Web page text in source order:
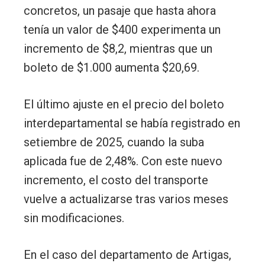
concretos, un pasaje que hasta ahora
tenía un valor de $400 experimenta un
incremento de $8,2, mientras que un
boleto de $1.000 aumenta $20,69.
El último ajuste en el precio del boleto
interdepartamental se había registrado en
setiembre de 2025, cuando la suba
aplicada fue de 2,48%. Con este nuevo
incremento, el costo del transporte
vuelve a actualizarse tras varios meses
sin modificaciones.
En el caso del departamento de Artigas,